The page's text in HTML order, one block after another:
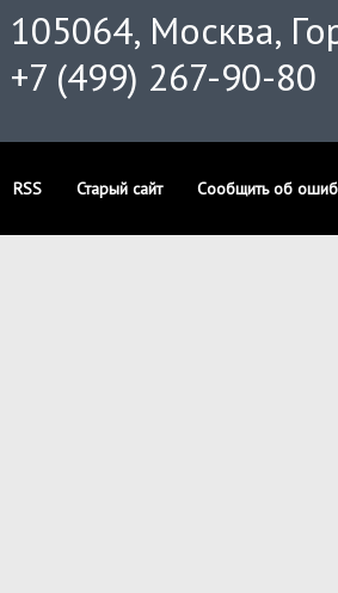
105064, Москва,
+7 (499) 267-90-80
RSS Старый сайт Сообщить об